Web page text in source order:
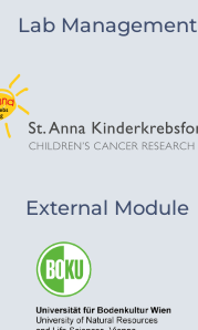
Lab Management
External Module